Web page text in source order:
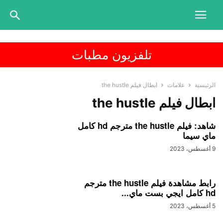
تلفزيون مطبات
الرئيسية علامات ابطال فيلم the hustle
ابطال فيلم the hustle
شاهد: فيلم the hustle مترجم hd كامل
ماي سيما
9 أغسطس، 2023
رابط مشاهدة فيلم the hustle مترجم
hd كامل ايجي بست ماي...
5 أغسطس، 2023